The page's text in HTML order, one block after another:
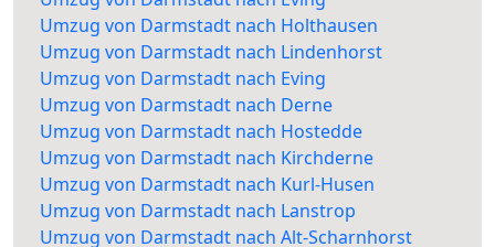
Umzug von Darmstadt nach Holthausen
Umzug von Darmstadt nach Lindenhorst
Umzug von Darmstadt nach Eving
Umzug von Darmstadt nach Derne
Umzug von Darmstadt nach Hostedde
Umzug von Darmstadt nach Kirchderne
Umzug von Darmstadt nach Kurl-Husen
Umzug von Darmstadt nach Lanstrop
Umzug von Darmstadt nach Alt-Scharnhorst